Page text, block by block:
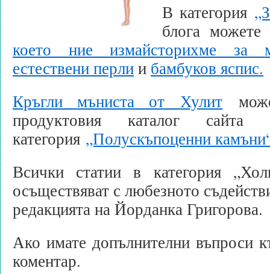
В категория
блога
което ние измайсторихме за
естествени перлии бамбуков яспис.
Кръгли мъниста отХулит
продуктовия каталог
категория „Полускъпоценни
Всички статии в категория
осъществяват с любезното
редакцията на Йорданка Григорова.
Ако имате допълнителни въпроси
коментар.